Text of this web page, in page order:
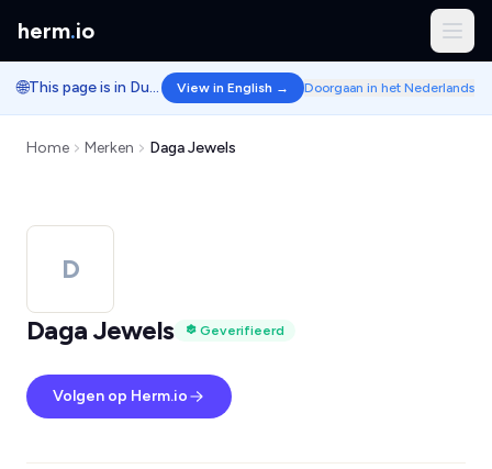
herm.io
🌐 This page is in Dutch. View in English → Doorgaan in het Nederlands
Home Merken Daga Jewels
D
Daga Jewels
Geverifieerd
Volgen op Herm.io